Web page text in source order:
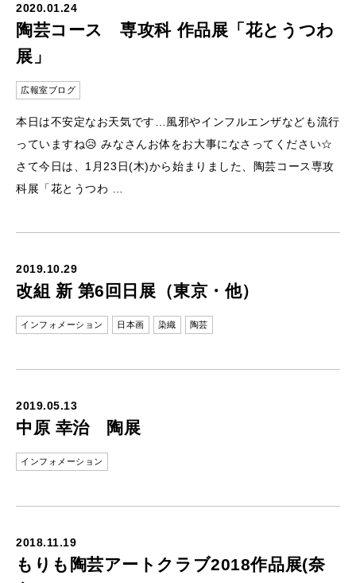
2020.01.24
陶芸コース 専攻科 作品展「花とうつわ
展」
広報室ブログ
本日は不安定なお天気です…風邪やインフルエンザなども流行
っていますね😥 みなさんお体をお大事になさってください☆
さて今日は、1月23日(木)から始まりました、陶芸コース専攻
科展「花とうつわ …
2019.10.29
改組 新 第6回日展（東京・他）
インフォメーション 日本画 染織 陶芸
2019.05.13
中原 幸治 陶展
インフォメーション
2018.11.19
もりも陶芸アートクラブ2018作品展(奈